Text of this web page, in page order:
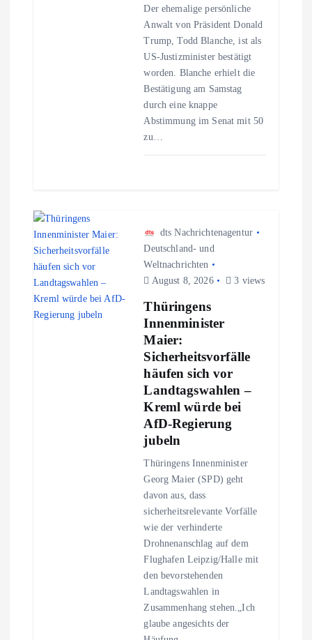
Der ehemalige persönliche
Anwalt von Präsident Donald
Trump, Todd Blanche, ist als
US-Justizminister bestätigt
worden. Blanche erhielt die
Bestätigung am Samstag
durch eine knappe
Abstimmung im Senat mit 50
zu…
dts Nachrichtenagentur
Deutschland- und
Weltnachrichten
August 8, 2026
3 views
Thüringens
Innenminister
Maier:
Sicherheitsvorfälle
häufen sich vor
Landtagswahlen –
Kreml würde bei
AfD-Regierung
jubeln
Thüringens Innenminister
Georg Maier (SPD) geht
davon aus, dass
sicherheitsrelevante Vorfälle
wie der verhinderte
Drohnenanschlag auf dem
Flughafen Leipzig/Halle mit
den bevorstehenden
Landtagswahlen in
Zusammenhang stehen.„Ich
glaube angesichts der